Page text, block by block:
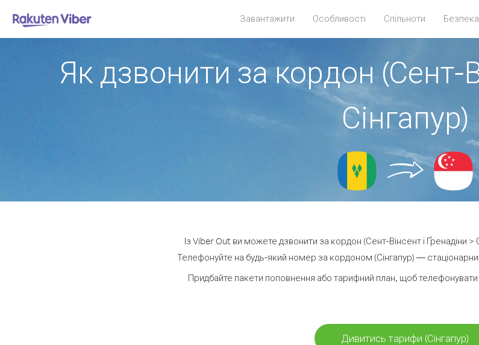
Завантажити Особливості Спільноти Безпека
Як дзвонити за кордон (Сент-
Сінгапур)
Із Viber Out ви можете дзвонити за кордон (Сент-Вінсент і Ґренадіни >
Телефонуйте на будь-який номер за кордоном (Сінгапур) —
Придбайте пакети поповнення або тарифний план, щоб
Дивитись тарифи (Сінгапур)